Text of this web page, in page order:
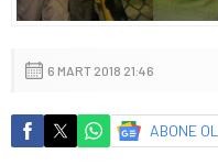
6 MART 2018 21:46
ABONE OL